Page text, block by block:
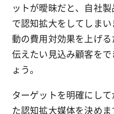
ットが曖昧だと、自社
で認知拡大をしてしま
動の費用対効果を上げ
伝えたい見込み顧客を
ょう。
ターゲットを明確にし
た認知拡大媒体を決めま